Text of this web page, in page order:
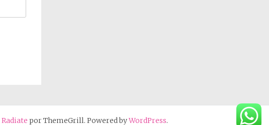
Radiate por ThemeGrill. Powered byWordPress.